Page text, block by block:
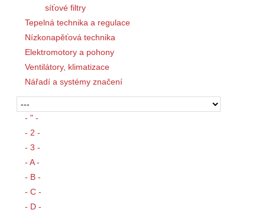
síťové filtry
Tepelná technika a regulace
Nízkonapěťová technika
Elektromotory a pohony
Ventilátory, klimatizace
Nářadí a systémy značení
- " -
- 2 -
- 3 -
- A -
- B -
- C -
- D -